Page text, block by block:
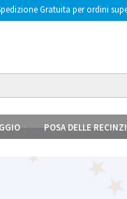
Gratuita per ordini
POSA DELLE